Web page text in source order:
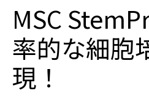
MSC
率的な細胞
現！